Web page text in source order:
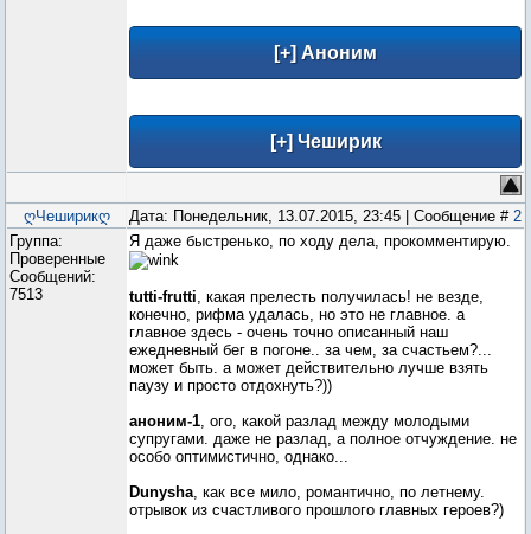
ღЧеширикღ Дата: Понедельник, 13.07.2015, 23:45 | Сообщение # 2
Группа:
Проверенные
Сообщений:
7513
Я даже быстренько, по ходу дела, прокомментирую.
tutti-frutti , какая прелесть получилась! не везде,
конечно, рифма удалась, но это не главное. а
главное здесь - очень точно описанный наш
ежедневный бег в погоне.. за чем, за счастьем?...
может быть. а может действительно лучше взять
паузу и просто отдохнуть?))
аноним-1 , ого, какой разлад между молодыми
супругами. даже не разлад, а полное отчуждение. не
особо оптимистично, однако...
Dunysha , как все мило, романтично, по летнему.
отрывок из счастливого прошлого главных героев?)